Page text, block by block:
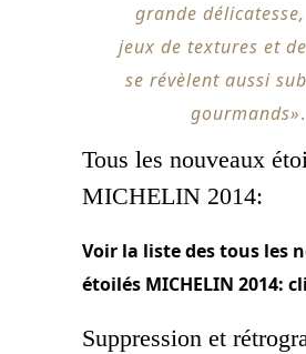
grande
jeux de textures et
se révèlent aussi
gourmands».
Tous les nouveaux
MICHELIN 2014:
Voir la liste des tous les
étoilés MICHELIN 2014:
Suppression et